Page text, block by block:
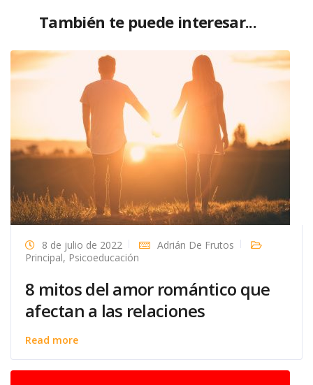
También te puede interesar...
8 de julio de 2022
Adrián De Frutos
Principal, Psicoeducación
8 mitos del amor romántico que
afectan a las relaciones
Read more